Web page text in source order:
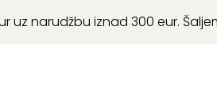
uz narudžbu iznad 300 eur.